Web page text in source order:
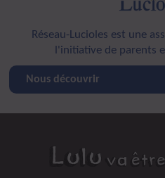
Réseau-Lucioles est une
l'initiative de parents
Nous découvrir